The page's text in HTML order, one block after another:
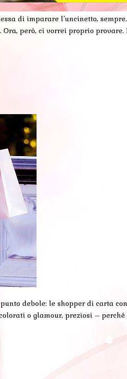
di imparare l’uncinetto,
però, ci vorrei proprio
debole: le shopper di carta
o glamour, preziosi –